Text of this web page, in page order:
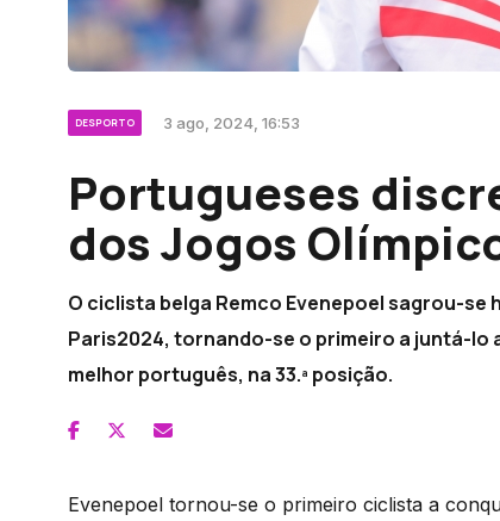
DESPORTO 3 ago, 2024, 16:53
Portugueses
dos Jogos
O ciclista belga Remco Evenepoel sagrou-
Paris2024, tornando-se o primeiro a juntá-
melhor português, na 33.ª posição.
Evenepoel tornou-se o primeiro ciclista a